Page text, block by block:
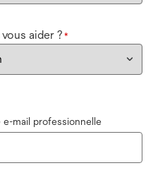
aider ? *
mail professionnelle